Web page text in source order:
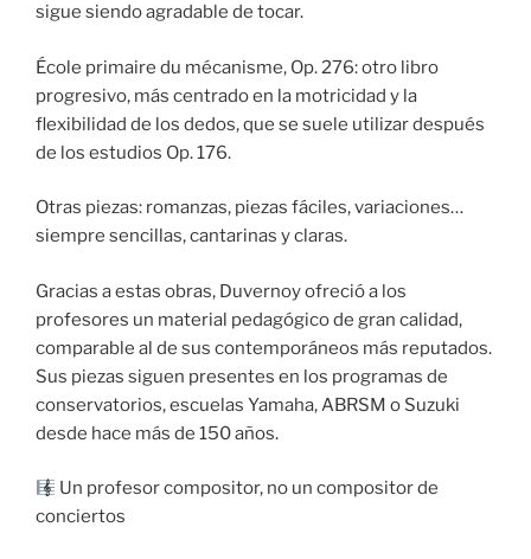
sigue siendo agradable de tocar.
École primaire du mécanisme, Op. 276: otro libro
progresivo, más centrado en la motricidad y la
flexibilidad de los dedos, que se suele utilizar después
de los estudios Op. 176.
Otras piezas: romanzas, piezas fáciles, variaciones…
siempre sencillas, cantarinas y claras.
Gracias a estas obras, Duvernoy ofreció a los
profesores un material pedagógico de gran calidad,
comparable al de sus contemporáneos más reputados.
Sus piezas siguen presentes en los programas de
conservatorios, escuelas Yamaha, ABRSM o Suzuki
desde hace más de 150 años.
Un profesor compositor, no un compositor de
conciertos